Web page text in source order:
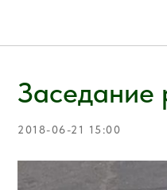
Заседание
2018-06-21 15:00